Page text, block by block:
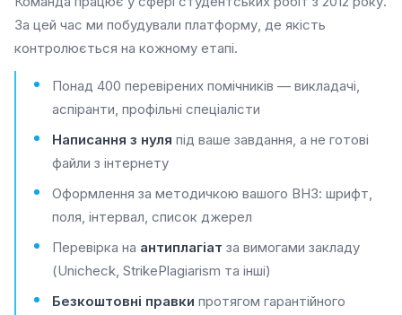
За цей час ми побудували платформу, де якість
контролюється на кожному етапі.
Понад 400 перевірених помічників — викладачі,
аспіранти, профільні спеціалісти
Написання з нуля під ваше завдання, а не готові
файли з інтернету
Оформлення за методичкою вашого ВНЗ: шрифт,
поля, інтервал, список джерел
Перевірка на антиплагіат за вимогами закладу
(Unicheck, StrikePlagiarism та інші)
Безкоштовні правки протягом гарантійного